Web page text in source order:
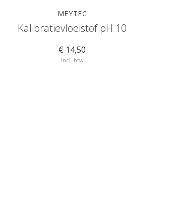
MEYTEC
Kalibratievloeistof pH 10
€ 14,50
Incl. btw